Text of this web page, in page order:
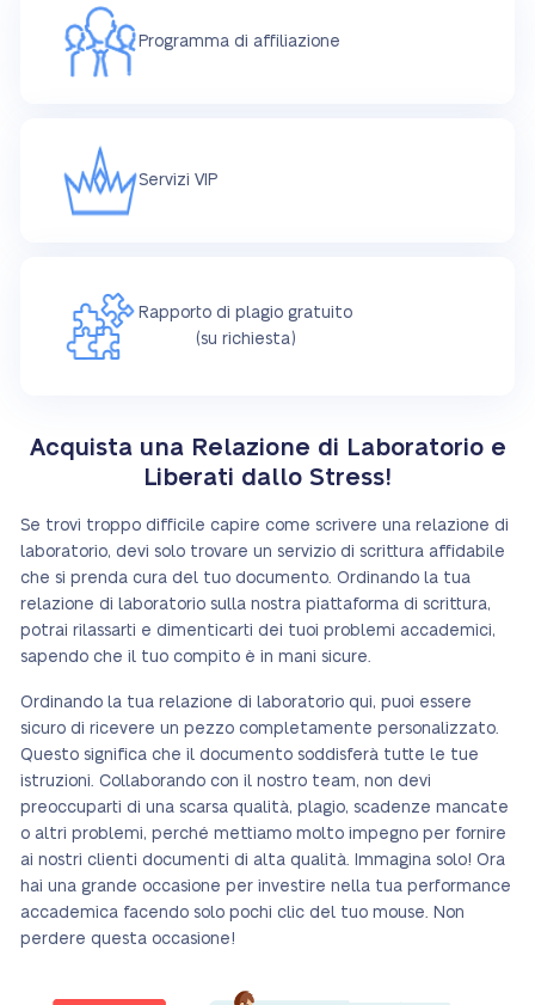
Programma di affiliazione
Servizi VIP
Rapporto di plagio gratuito
(su richiesta)
Acquista una Relazione di Laboratorio e
Liberati dallo Stress!
Se trovi troppo difficile capire come scrivere una relazione di
laboratorio, devi solo trovare un servizio di scrittura affidabile
che si prenda cura del tuo documento. Ordinando la tua
relazione di laboratorio sulla nostra piattaforma di scrittura,
potrai rilassarti e dimenticarti dei tuoi problemi accademici,
sapendo che il tuo compito è in mani sicure.
Ordinando la tua relazione di laboratorio qui, puoi essere
sicuro di ricevere un pezzo completamente personalizzato.
Questo significa che il documento soddisferà tutte le tue
istruzioni. Collaborando con il nostro team, non devi
preoccuparti di una scarsa qualità, plagio, scadenze mancate
o altri problemi, perché mettiamo molto impegno per fornire
ai nostri clienti documenti di alta qualità. Immagina solo! Ora
hai una grande occasione per investire nella tua performance
accademica facendo solo pochi clic del tuo mouse. Non
perdere questa occasione!